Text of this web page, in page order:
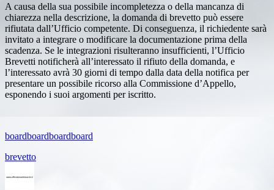
A causa della sua possibile incompletezza o della mancanza di
chiarezza nella descrizione, la domanda di brevetto può essere
rifiutata dall’Ufficio competente. Di conseguenza, il richiedente sarà
invitato a integrare o modificare la documentazione prima della
scadenza. Se le integrazioni risulteranno insufficienti, l’Ufficio
Brevetti notificherà all’interessato il rifiuto della domanda, e
l’interessato avrà 30 giorni di tempo dalla data della notifica per
presentare un possibile ricorso alla Commissione d’Appello,
esponendo i suoi argomenti per iscritto.
boardboardboardboard
brevetto